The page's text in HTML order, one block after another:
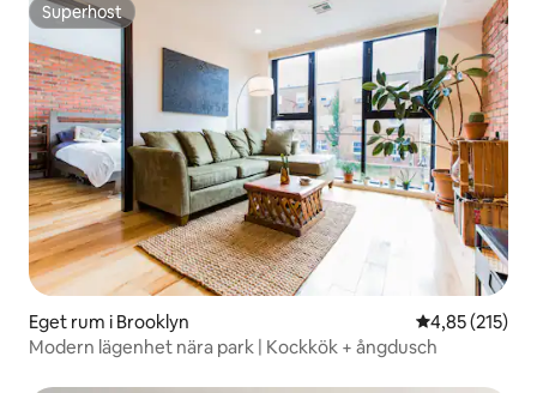
Superhost
Superhost
Eget rum i Brooklyn 4,85 av 5 i
4,85 (215)
Modern lägenhet nära park | Kockkök + ångdusch